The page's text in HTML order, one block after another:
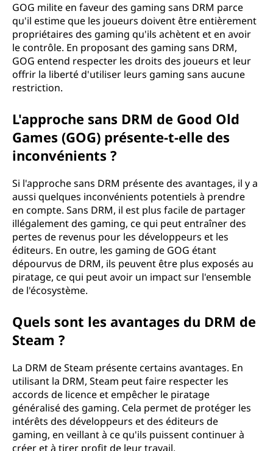
GOG milite en faveur des gaming sans DRM parce
qu'il estime que les joueurs doivent être entièrement
propriétaires des gaming qu'ils achètent et en avoir
le contrôle. En proposant des gaming sans DRM,
GOG entend respecter les droits des joueurs et leur
offrir la liberté d'utiliser leurs gaming sans aucune
restriction.
L'approche sans DRM de Good Old
Games (GOG) présente-t-elle des
inconvénients ?
Si l'approche sans DRM présente des avantages, il y a
aussi quelques inconvénients potentiels à prendre
en compte. Sans DRM, il est plus facile de partager
illégalement des gaming, ce qui peut entraîner des
pertes de revenus pour les développeurs et les
éditeurs. En outre, les gaming de GOG étant
dépourvus de DRM, ils peuvent être plus exposés au
piratage, ce qui peut avoir un impact sur l'ensemble
de l'écosystème.
Quels sont les avantages du DRM de
Steam ?
La DRM de Steam présente certains avantages. En
utilisant la DRM, Steam peut faire respecter les
accords de licence et empêcher le piratage
généralisé des gaming. Cela permet de protéger les
intérêts des développeurs et des éditeurs de
gaming, en veillant à ce qu'ils puissent continuer à
créer et à tirer profit de leur travail.